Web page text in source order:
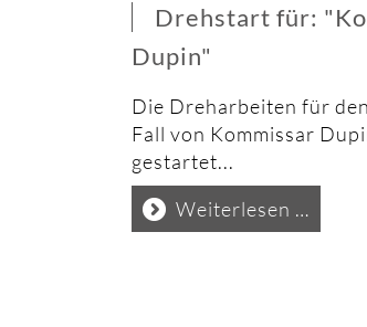
Drehstart für:
Dupin"
Die Dreharbeiten für
Fall von Kommissar
gestartet...
Weiterlesen …
für: